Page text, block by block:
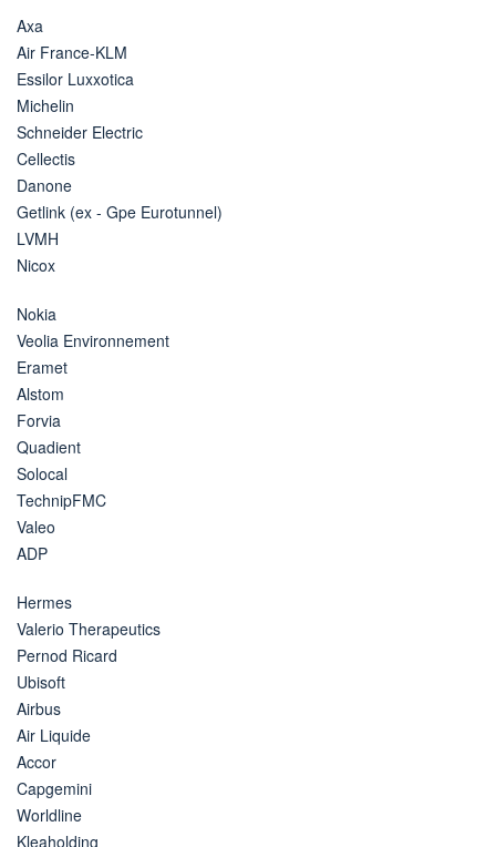
Axa
Air France-KLM
Essilor Luxxotica
Michelin
Schneider Electric
Cellectis
Danone
Getlink (ex - Gpe Eurotunnel)
LVMH
Nicox
Nokia
Veolia Environnement
Eramet
Alstom
Forvia
Quadient
Solocal
TechnipFMC
Valeo
ADP
Hermes
Valerio Therapeutics
Pernod Ricard
Ubisoft
Airbus
Air Liquide
Accor
Capgemini
Worldline
Kleaholding